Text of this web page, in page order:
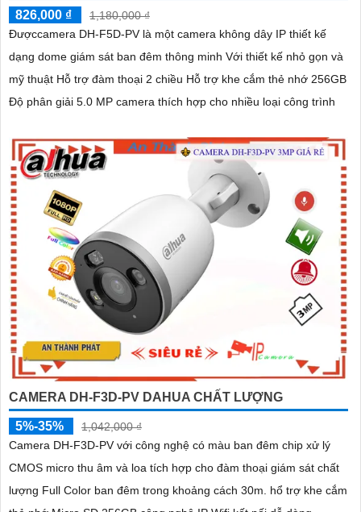
826,000 ₫
1,180,000 ₫
Đượccamera DH-F5D-PV là một camera không dây IP thiết kế
dạng dome giám sát ban đêm thông minh Với thiết kế nhỏ gọn và
mỹ thuật Hỗ trợ đàm thoại 2 chiều Hỗ trợ khe cắm thẻ nhớ 256GB
Độ phân giải 5.0 MP camera thích hợp cho nhiều loại công trình
CAMERA DH-F3D-PV DAHUA CHẤT LƯỢNG
5%-35%
1,042,000 ₫
Camera DH-F3D-PV với công nghệ có màu ban đêm chip xử lý
CMOS micro thu âm và loa tích hợp cho đàm thoại giám sát chất
lượng Full Color ban đêm trong khoảng cách 30m. hổ trợ khe cắm